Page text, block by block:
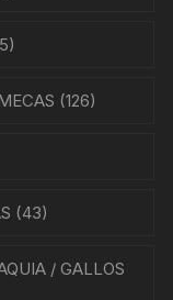
(126)
(43)
/ GALLOS